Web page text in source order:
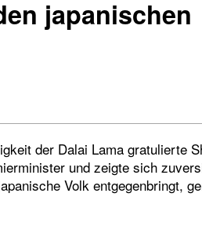
japanischen
der Dalai Lama gratulierte
und zeigte sich
Volk entgegenbringt,